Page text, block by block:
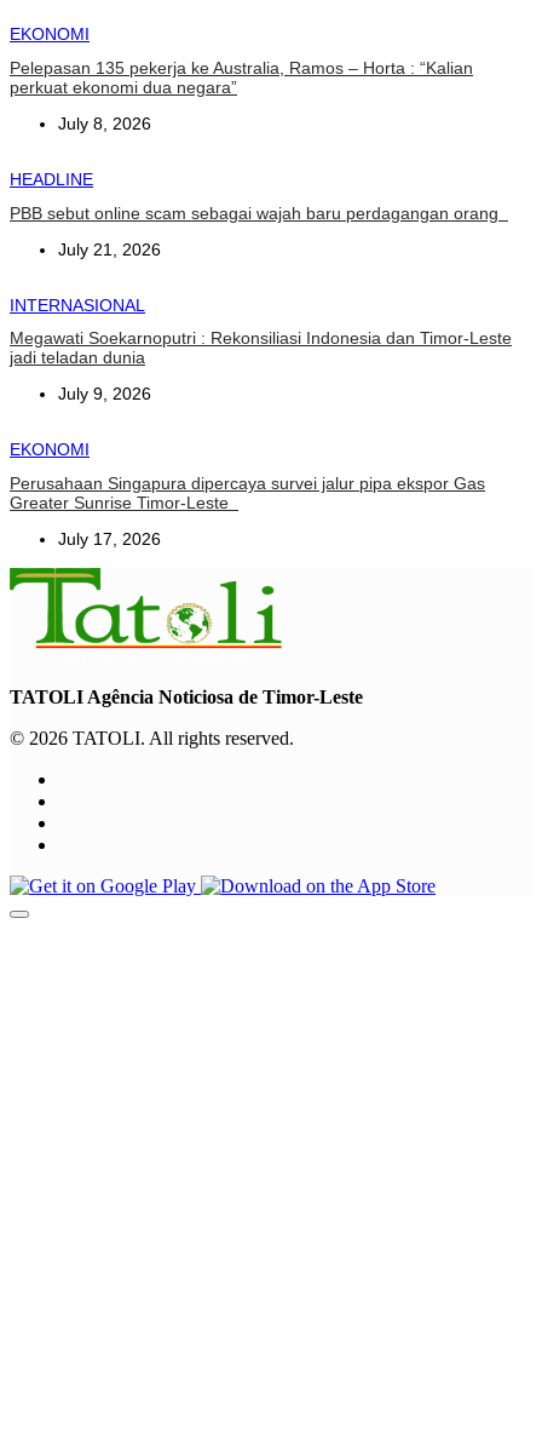
EKONOMI
Pelepasan 135 pekerja ke Australia, Ramos – Horta : “Kalian
perkuat ekonomi dua negara”
July 8, 2026
HEADLINE
PBB sebut online scam sebagai wajah baru perdagangan orang
July 21, 2026
INTERNASIONAL
Megawati Soekarnoputri : Rekonsiliasi Indonesia dan Timor-Leste
jadi teladan dunia
July 9, 2026
EKONOMI
Perusahaan Singapura dipercaya survei jalur pipa ekspor Gas
Greater Sunrise Timor-Leste
July 17, 2026
TATOLI Agência Noticiosa de Timor-Leste
© 2026 TATOLI. All rights reserved.